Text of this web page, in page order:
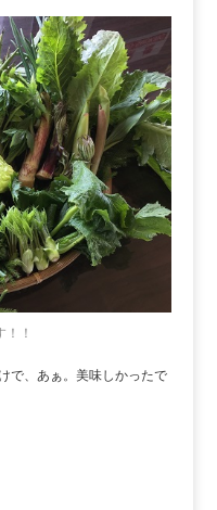
！
で、あぁ。美味しかったで